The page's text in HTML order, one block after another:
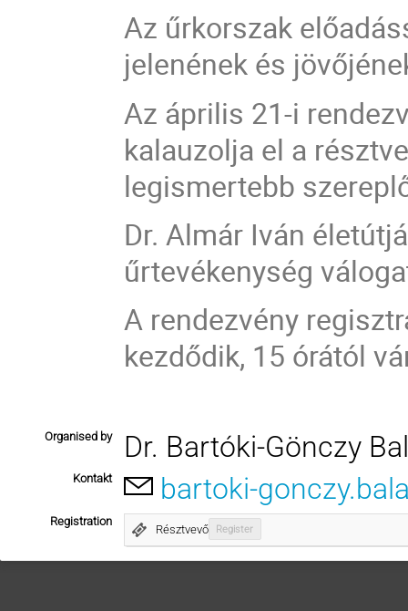
Az űrkorszak
jelenének és
Az április 21-i
kalauzolja el a
legismertebb
Dr. Almár Iván
űrtevékenység
A rendezvény
kezdődik, 15 órától
Organised by Dr. Bartóki-Gönczy
Kontakt bartoki-
Registration
Résztvevő Register